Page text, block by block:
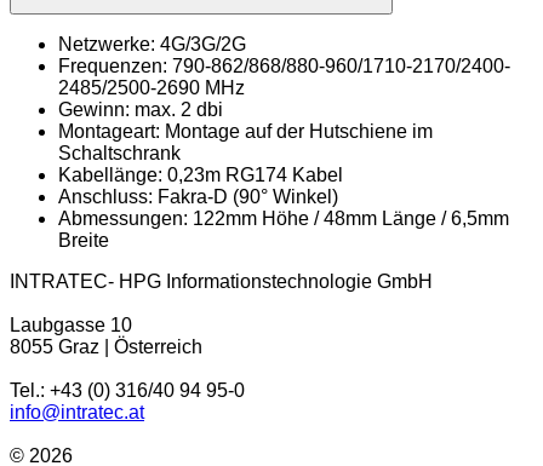
Netzwerke: 4G/3G/2G
Frequenzen: 790-862/868/880-960/1710-2170/2400-
2485/2500-2690 MHz
Gewinn: max. 2 dbi
Montageart: Montage auf der Hutschiene im
Schaltschrank
Kabellänge: 0,23m RG174 Kabel
Anschluss: Fakra-D (90° Winkel)
Abmessungen: 122mm Höhe / 48mm Länge / 6,5mm
Breite
INTRATEC- HPG Informationstechnologie GmbH
Laubgasse 10
8055 Graz | Österreich
Tel.: +43 (0) 316/40 94 95-0
info@intratec.at
© 2026